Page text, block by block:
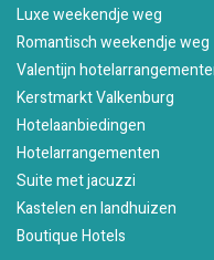
Luxe weekendje weg
Romantisch weekendje weg
Valentijn
Kerstmarkt Valkenburg
Hotelaanbiedingen
Hotelarrangementen
Suite met jacuzzi
Kastelen en landhuizen
Boutique Hotels